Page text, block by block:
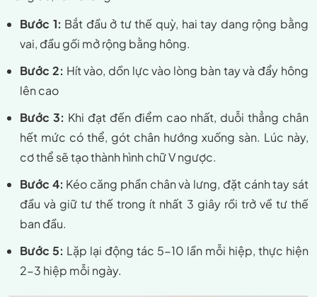
Bước 1: Bắt đầu ở tư thế quỳ, hai tay dang rộng bằng
vai, đầu gối mở rộng bằng hông.
Bước 2: Hít vào, dồn lực vào lòng bàn tay và đẩy hông
lên cao
Bước 3: Khi đạt đến điểm cao nhất, duỗi thẳng chân
hết mức có thể, gót chân hướng xuống sàn. Lúc này,
cơ thể sẽ tạo thành hình chữ V ngược.
Bước 4: Kéo căng phần chân và lưng, đặt cánh tay sát
đầu và giữ tư thế trong ít nhất 3 giây rồi trở về tư thế
ban đầu.
Bước 5: Lặp lại động tác 5-10 lần mỗi hiệp, thực hiện
2-3 hiệp mỗi ngày.